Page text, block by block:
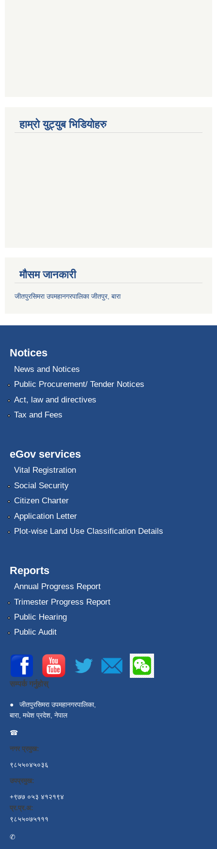
हाम्रो युट्युब भिडियोहरु
मौसम जानकारी
जीतपुरसिमरा उपमहानगरपालिका जीतपुर, बारा
Notices
News and Notices
Public Procurement/ Tender Notices
Act, law and directives
Tax and Fees
eGov services
Vital Registration
Social Security
Citizen Charter
Application Letter
Plot-wise Land Use Classification Details
Reports
Annual Progress Report
Trimester Progress Report
Public Hearing
Public Audit
सम्पर्क गर्नुहोस्
●
जीतपुरसिमरा उपमहानगरपालिका,
बारा, मधेश प्रदेश, नेपाल
☎
नगर प्रमुख:
९८५५०४५०३६
उपप्रमुख:
+९७७ ०५३ ४१२१९४
प्र.प्र.अ:
९८५५०७५१११
✆